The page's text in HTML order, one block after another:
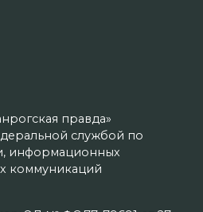
правда»
службой по
информационных
коммуникаций